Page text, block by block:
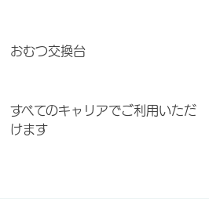
おむつ交換台
すべてのキャリアでご利用いただ
けます